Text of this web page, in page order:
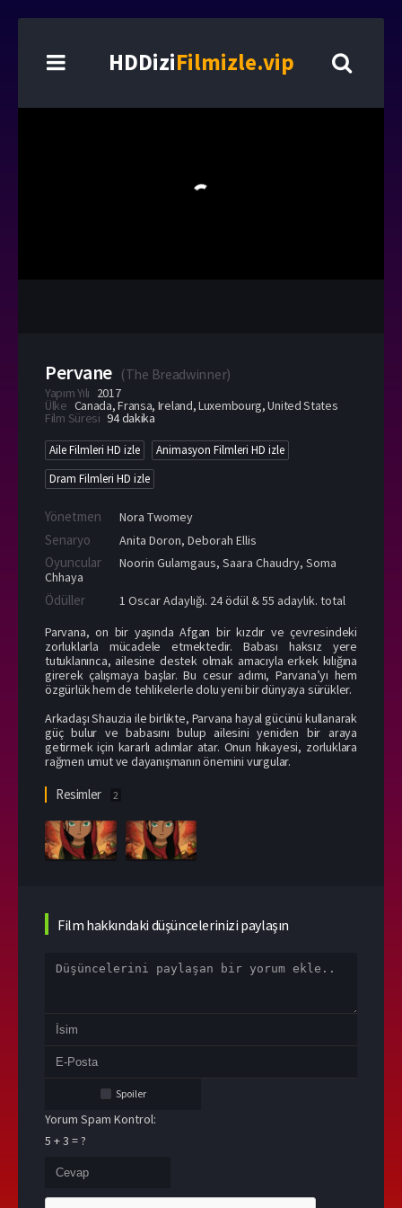
HDDiziFilmizle.vip
Pervane (The Breadwinner)
Yapım Yılı 2017
Ülke Canada,Fransa, Ireland,Luxembourg,United States
Film Süresi 94 dakika
Aile Filmleri HD izle
Animasyon Filmleri HD izle
Dram Filmleri HD izle
Yönetmen Nora Twomey
Senaryo Anita Doron, Deborah Ellis
Oyuncular Noorin Gulamgaus, Saara Chaudry, Soma
Chhaya
Ödüller
1 Oscar Adaylığı. 24 ödül & 55 adaylık. total
Parvana, on bir yaşında Afgan bir kızdır ve çevresindeki
zorluklarla mücadele etmektedir. Babası haksız yere
tutuklanınca, ailesine destek olmak amacıyla erkek kılığına
girerek çalışmaya başlar. Bu cesur adımı, Parvana’yı hem
özgürlük hem de tehlikelerle dolu yeni bir dünyaya sürükler.
Arkadaşı Shauzia ile birlikte, Parvana hayal gücünü kullanarak
güç bulur ve babasını bulup ailesini yeniden bir araya
getirmek için kararlı adımlar atar. Onun hikayesi, zorluklara
rağmen umut ve dayanışmanın önemini vurgular.
Resimler 2
Film hakkındaki düşüncelerinizi paylaşın
Spoiler
Yorum Spam Kontrol:
5 + 3 = ?